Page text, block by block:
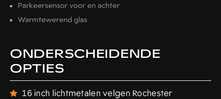
ONDERSCHEIDENDE
OPTIES
16 inch lichtmetalen velgen Rochester
Parkeersensor voor en achter
Warmtewerend glas